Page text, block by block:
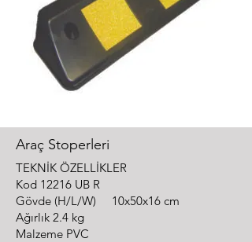
Araç Stoperleri
TEKNİK ÖZELLİKLER
Kod 12216 UB R
Gövde (H/L/W) 10x50x16 cm
Ağırlık 2.4 kg
Malzeme PVC